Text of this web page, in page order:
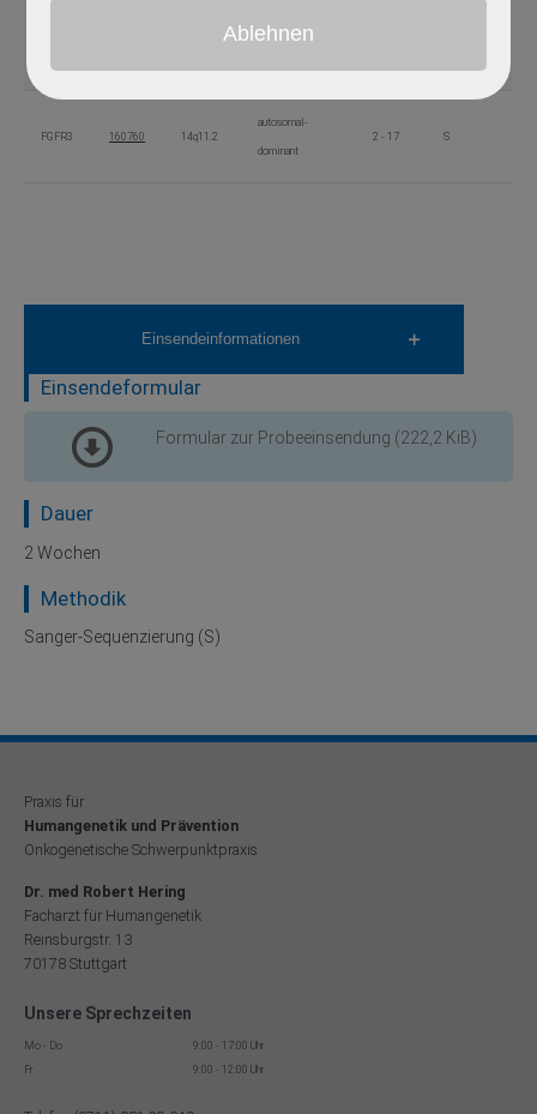
10q26.13
autosomal-
FGFR3 160760 14q11.2
autosomal-
dominant
2 - 17 S
Einsendeinformationen
Einsendeformular
Formular zur Probeeinsendung (222,2 KiB)
Dauer
2 Wochen
Methodik
Sanger-Sequenzierung (S)
Praxis für
Humangenetik und Prävention
Onkogenetische Schwerpunktpraxis
Dr. med Robert Hering
Facharzt für Humangenetik
Reinsburgstr. 13
70178 Stuttgart
Unsere Sprechzeiten
Mo - Do
9:00 - 17:00 Uhr
Fr
9:00 - 12:00 Uhr